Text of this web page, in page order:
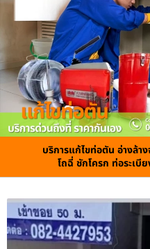
บริการแก้ไขท่อตัน อ่างล้า
โถฉี่ ชักโครก ท่อระเบี